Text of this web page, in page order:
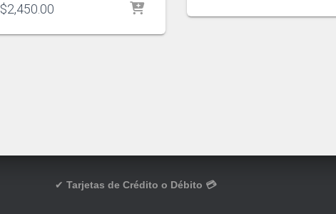
$2,450.00
✔ Tarjetas de Crédito o Débito 💳